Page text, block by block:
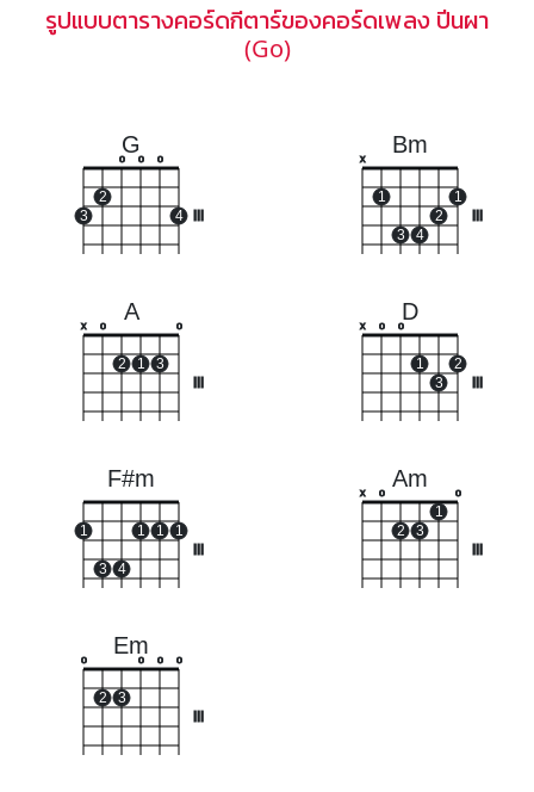
รูปแบบตารางคอร์ดกีตาร์ของคอร์ดเพลง ปีนผา
(Go)
G
3
2
o o o
4
Bm
x
1
3 4
2
1
A
x o
2 1 3
o
D
x o o
1
3
2
F#m
1
3 4
1 1 1
Am
x o
2 3
1
o
Em
o
2 3
o o o